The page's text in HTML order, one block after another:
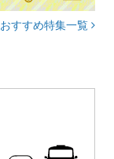
おすすめ特集一覧